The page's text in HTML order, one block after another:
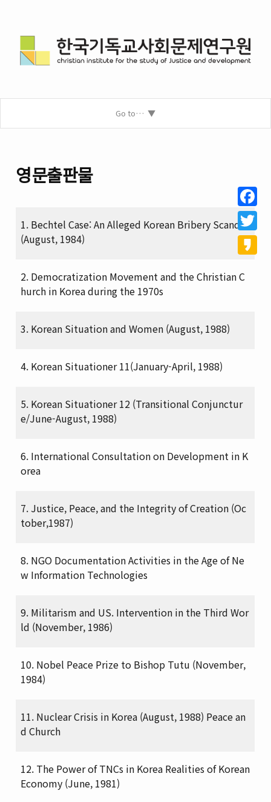
Go to…
영문출판물
1. Bechtel Case: An Alleged Korean Bribery Scandal
(August, 1984)
2. Democratization Movement and the Christian C
hurch in Korea during the 1970s
3. Korean Situation and Women (August, 1988)
4. Korean Situationer 11(January-April, 1988)
5. Korean Situationer 12 (Transitional Conjunctur
e/June-August, 1988)
6. International Consultation on Development in K
orea
7. Justice, Peace, and the Integrity of Creation (Oc
tober,1987)
8. NGO Documentation Activities in the Age of Ne
w Information Technologies
9. Militarism and US. Intervention in the Third Wor
ld (November, 1986)
10. Nobel Peace Prize to Bishop Tutu (November,
1984)
11. Nuclear Crisis in Korea (August, 1988) Peace an
d Church
12. The Power of TNCs in Korea Realities of Korean
Economy (June, 1981)
Twitter